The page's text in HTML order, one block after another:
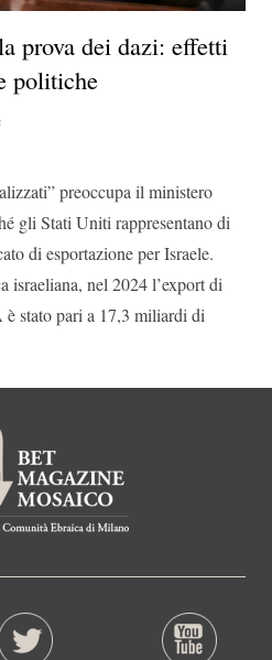
prova dei dazi: effetti
politiche
preoccupa il ministero
gli Stati Uniti rappresentano di
di esportazione per Israele.
israeliana, nel 2024 l’export di
stato pari a 17,3 miliardi di